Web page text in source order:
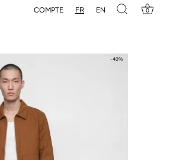
COMPTE FR EN 0
-40%